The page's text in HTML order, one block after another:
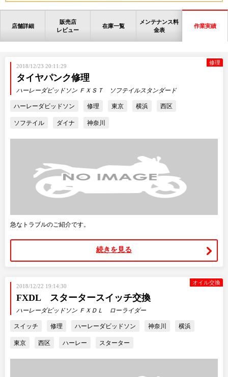
店舗詳細
販売店
レビュー
在庫一覧
メンテナンス料
金表
作業実績
修理
2018/12/23 20:11:29
タイヤパンク修理
ハーレーダビッドソン ＦＸＳＴ ソフテイルスタンダード
ハーレーダビッドソン 修理 東京 横浜 西区
ソフテイル ダイナ 神奈川
急なトラブルのご紹介です。
続きを見る
オイル交換
2018/12/22 19:14:30
FXDL スタータースイッチ交換
ハーレーダビッドソン ＦＸＤＬ ローライダー
スイッチ 修理 ハーレーダビッドソン 神奈川 横浜
東京 西区 ハーレー スターター